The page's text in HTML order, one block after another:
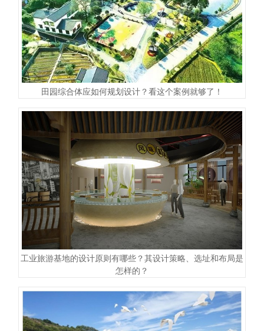
田园综合体应如何规划设计？看这个案例就够了！
工业旅游基地的设计原则有哪些？其设计策略、选址和布局是
怎样的？